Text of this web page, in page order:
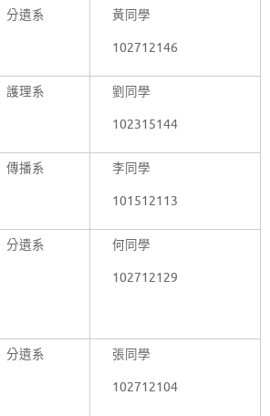
分遺系 黃同學
102712146
護理系 劉同學
102315144
傳播系 李同學
101512113
分遺系 何同學
102712129
分遺系 張同學
102712104